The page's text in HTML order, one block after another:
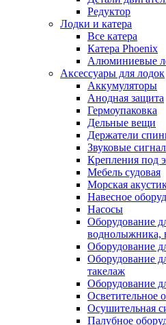
Редуктор
Лодки и катера
Все катера
Катера Phoenix
Алюминиевые
Аксессуары для лодок
Аккумуляторы
Анодная защита
Гермоупаковка
Дельные вещи
Держатели
Звуковые
Крепления под
Мебель судовая
Морская
Навесное
Насосы
Оборудование
воднолыжника,
Оборудование
Оборудование
такелаж
Оборудование
Осветительное
Осушительная
Палубное